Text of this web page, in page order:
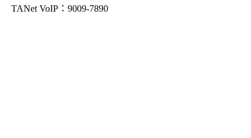
TANet VoIP：9009-7890